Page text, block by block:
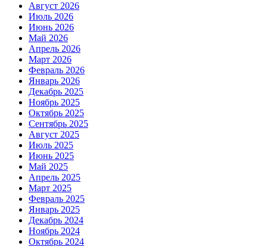
Август 2026
Июль 2026
Июнь 2026
Май 2026
Апрель 2026
Март 2026
Февраль 2026
Январь 2026
Декабрь 2025
Ноябрь 2025
Октябрь 2025
Сентябрь 2025
Август 2025
Июль 2025
Июнь 2025
Май 2025
Апрель 2025
Март 2025
Февраль 2025
Январь 2025
Декабрь 2024
Ноябрь 2024
Октябрь 2024